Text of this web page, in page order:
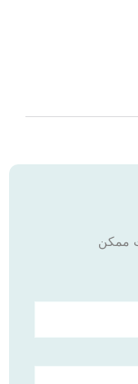
ممكن